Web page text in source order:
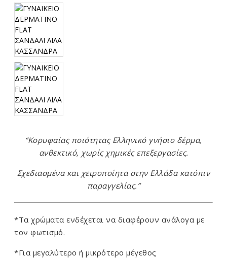
“Κορυφαίας ποιότητας Ελληνικό γνήσιο δέρμα,
ανθεκτικό, χωρίς χημικές επεξεργασίες.
Σχεδιασμένα και χειροποίητα στην Ελλάδα κατόπιν
παραγγελίας.”
*Τα χρώματα ενδέχεται να διαφέρουν ανάλογα με
τον φωτισμό.
*Για μεγαλύτερο ή μικρότερο μέγεθος